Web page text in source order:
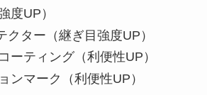
度UP）
クター（継ぎ目強度UP）
ーティング（利便性UP）
ンマーク（利便性UP）